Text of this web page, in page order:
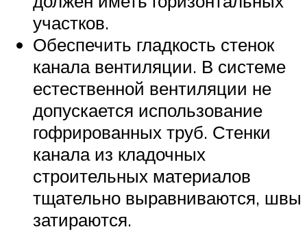
участков.
Обеспечить гладкость стенок
канала вентиляции. В системе
естественной вентиляции не
допускается использование
гофрированных труб. Стенки
канала из кладочных
строительных материалов
тщательно выравниваются, швы
затираются.